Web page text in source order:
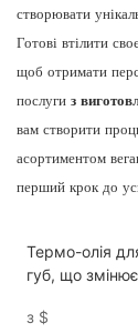
створювати
Готові втілити
щоб отримати
послуги з
вам створити
асортиментом
перший крок до
Термо-олія
губ, що
замовлення
з $